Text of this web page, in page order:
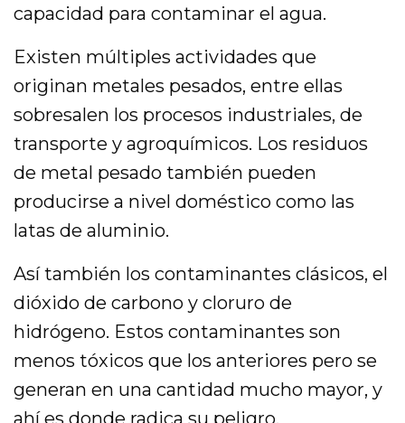
capacidad para contaminar el agua.
Existen múltiples actividades que
originan metales pesados, entre ellas
sobresalen los procesos industriales, de
transporte y agroquímicos. Los residuos
de metal pesado también pueden
producirse a nivel doméstico como las
latas de aluminio.
Así también los contaminantes clásicos, el
dióxido de carbono y cloruro de
hidrógeno. Estos contaminantes son
menos tóxicos que los anteriores pero se
generan en una cantidad mucho mayor, y
ahí es donde radica su peligro.